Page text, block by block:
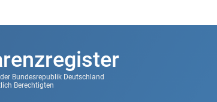
Bundesrepublik Deutschland
Berechtigten